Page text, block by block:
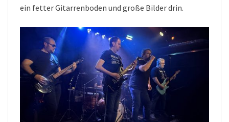
ein fetter Gitarrenboden und große Bilder drin.